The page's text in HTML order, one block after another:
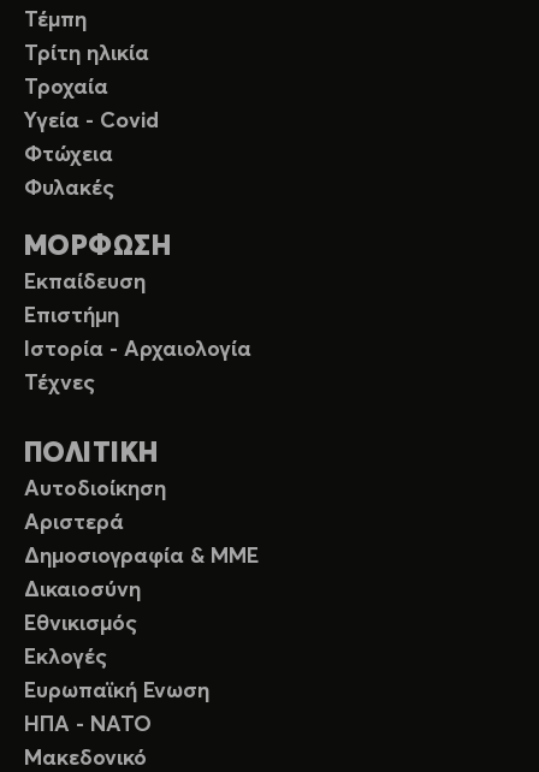
Τέμπη
Τρίτη ηλικία
Τροχαία
Υγεία - Covid
Φτώχεια
Φυλακές
ΜΟΡΦΩΣΗ
Εκπαίδευση
Επιστήμη
Ιστορία - Αρχαιολογία
Τέχνες
ΠΟΛΙΤΙΚΗ
Αυτοδιοίκηση
Αριστερά
Δημοσιογραφία & ΜΜΕ
Δικαιοσύνη
Εθνικισμός
Εκλογές
Ευρωπαϊκή Ενωση
ΗΠΑ - ΝΑΤΟ
Μακεδονικό